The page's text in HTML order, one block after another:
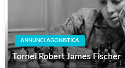
ANNUNCI AGONISTICA
Tornei Robert James Fischer